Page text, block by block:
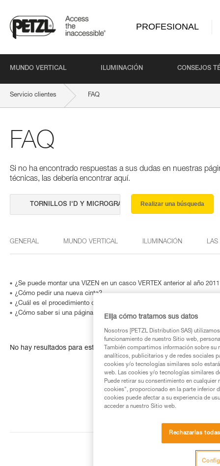
PROFESIONAL
MUNDO VERTICAL ILUMINACIÓN CONSEJOS
Servicio clientes FAQ
FAQ
Si no ha encontrado respuestas a sus dudas en nuestras
técnicas, las debería encontrar aquí.
Realizar una búsqueda
GENERAL MUNDO VERTICAL ILUMINACIÓN LAS
¿Se puede montar una VIZEN en un casco VERTEX anterior al año
¿Cómo pedir una nueva cinta?
¿Cuál es el procedimiento de garantía Petzl?
¿Cómo saber si una página web es fraudulenta?
No hay resultados para esta búsqueda
Elija cómo tratamos sus datos
Nosotros [PETZL Distribution SAS)
funcionamiento de nuestro Sitio web,
También compartimos información sobre
analíticos, publicitarios y de redes sociales
cookies y/o tecnologías similares solo
web. Las cookies y/o tecnologías similares
Puede retirar su consentimiento en
cookies", proporcionado en la parte inferior
cookies puede afectar a su experiencia de
acceder a nuestro Sitio web.
Rechazarlas